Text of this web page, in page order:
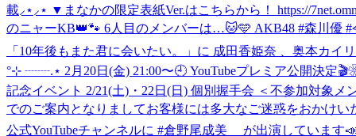
載⸝⋆⸝⋆ ▼まなかの限定表紙Ver.はこちらから！ https://
のニャーKB👑🐾 6人目のメンバーは…🐱🩵 AKB48 #森川優
「10年後もまた君に会いたい。」に 成田香姫奈 、奥本カイ
°⊹ ┈┈.⋆ 2月20日(金) 21:00〜🕘 YouTubeプレミア公開決定
記念イベント 2/21(土)・22日(日) 個別握手会 ＜不参加対象
でのご案内となりましてお客様には多大なご迷惑をおかけい
公式YouTubeチャンネルに #倉野尾成美 が出演しています